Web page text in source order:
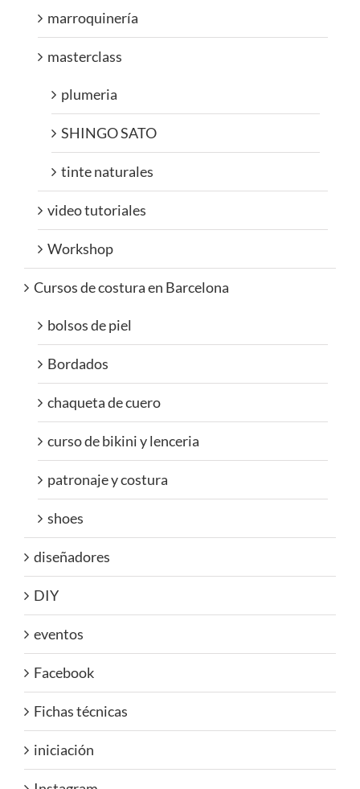
marroquinería
masterclass
plumeria
SHINGO SATO
tinte naturales
video tutoriales
Workshop
Cursos de costura en Barcelona
bolsos de piel
Bordados
chaqueta de cuero
curso de bikini y lenceria
patronaje y costura
shoes
diseñadores
DIY
eventos
Facebook
Fichas técnicas
iniciación